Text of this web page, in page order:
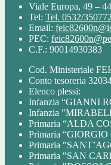
Viale Europa, 49 –
Tel: Tel. 0532/350772
Email:
PEC:
C.F.: 90014930383
Cod. Ministeriale
Conto tesoreria
Elenco plessi:
Infanzia “GIANNI
Infanzia
Primaria “ALDA
Primaria
Primaria
Primaria "SAN